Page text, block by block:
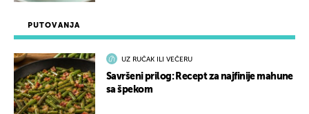
PUTOVANJA
UZ RUČAK ILI VEČERU
Savršeni prilog: Recept za najfinije mahune
sa špekom